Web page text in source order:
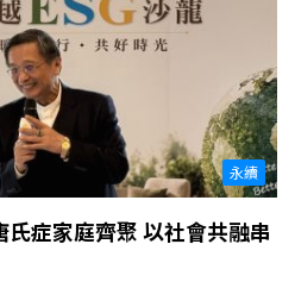
永續
氏症家庭齊聚 以社會共融串